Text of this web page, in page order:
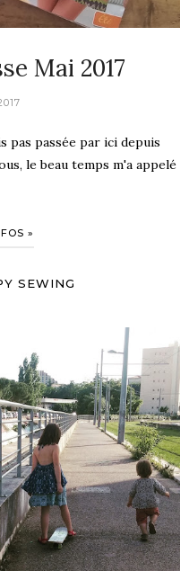
Mai 2017
pas passée par ici depuis
le beau temps m'a appelé
»
SEWING